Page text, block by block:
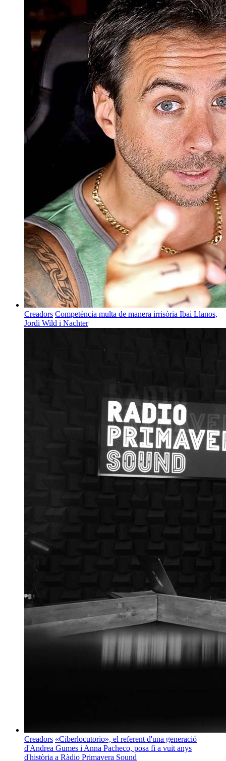
Creadors Competència multa de manera irrisòria Ibai Llanos,
Jordi Wild i Nachter
Creadors «Ciberlocutorio», el referent d'una generació
d'Andrea Gumes i Anna Pacheco, posa fi a vuit anys
d'història a Ràdio Primavera Sound